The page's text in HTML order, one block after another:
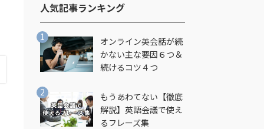
人気記事ランキング​
オンライン英会話が続
かない主な要因６つ＆
続けるコツ４つ
もうあわてない【徹底
解説】英語会議で使え
るフレーズ集